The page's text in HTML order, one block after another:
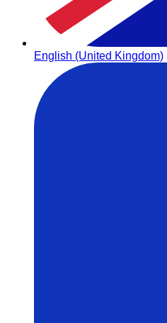
English (United Kingdom)